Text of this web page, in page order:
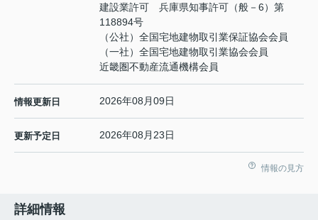
建設業許可 兵庫県知事許可（般－6）第
118894号
（公社）全国宅地建物取引業保証協会会員
（一社）全国宅地建物取引業協会会員
近畿圏不動産流通機構会員
情報更新日 2026年08月09日
更新予定日 2026年08月23日
情報の見方
詳細情報